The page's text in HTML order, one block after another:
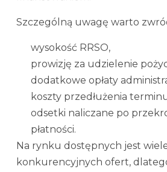
Szczególną uwagę warto
wysokość RRSO,
prowizję za udzielenie
dodatkowe opłaty
koszty przedłużenia
odsetki naliczane po
płatności.
Na rynku dostępnych jest
konkurencyjnych ofert,